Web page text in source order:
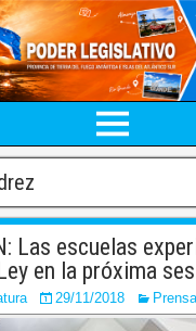
Las escuelas
en la próxima
29/11/2018 Prensa